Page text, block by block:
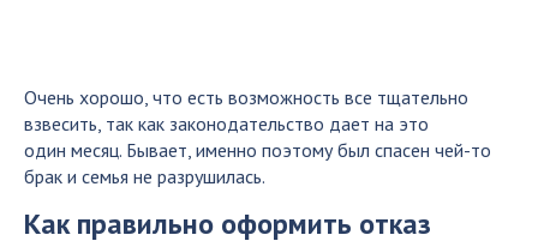
Очень хорошо, что есть возможность все тщательно
взвесить, так как законодательство дает на это
один месяц. Бывает, именно поэтому был спасен чей-то
брак и семья не разрушилась.
Как правильно оформить отказ